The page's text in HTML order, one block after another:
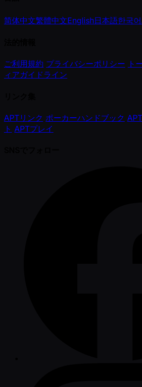
简体中文繁體中文English日本語한국어
ご利用規約 プライバシーポリシー ト
ィアガイドライン
APTリンク ポーカーハンドブック
ト APTプレイ